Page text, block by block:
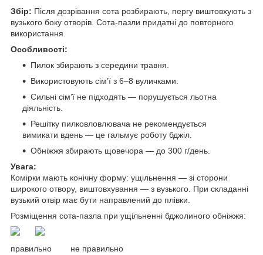
Збір: Після дозрівання сота розбирають, пергу виштовхують з
вузького боку отворів. Сота-пазли придатні до повторного
використання.
Особливості:
Пилок збирають з середини травня.
Використовують сім’ї з 6–8 вуличками.
Сильні сім’ї не підходять — порушується льотна
діяльність.
Решітку пилковловлювача не рекомендується
вимикати вдень — це гальмує роботу бджіл.
Обніжжя збирають щовечора — до 300 г/день.
Увага:
Комірки мають конічну форму: ущільнення — зі сторони
широкого отвору, виштовхування — з вузького. При складанні
вузький отвір має бути направлений до плівки.
Розміщення сота-пазла при ущільненні бджолиного обніжжя:
правильно не правильно